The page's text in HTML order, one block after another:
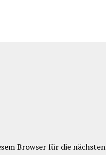
Browser für die nächsten